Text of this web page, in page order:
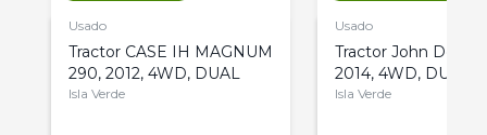
Usado
Tractor CASE IH MAGNUM
290, 2012, 4WD, DUAL
Isla Verde
Usado
Tractor John Deere
2014, 4WD, DUAL
Isla Verde